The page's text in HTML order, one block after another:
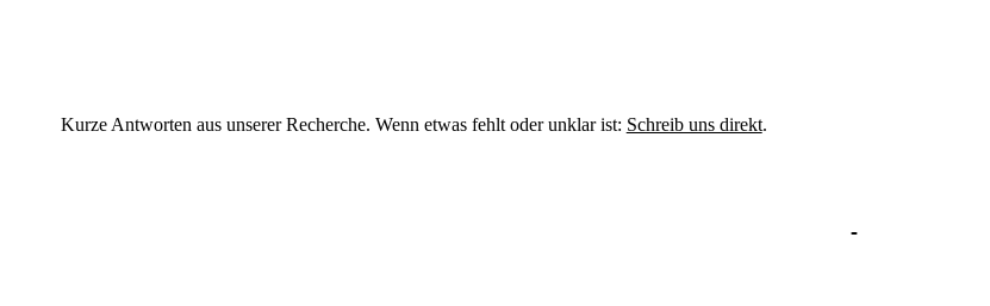
Kurze Antworten aus unserer Recherche. Wenn etwas fehlt oder unklar ist: Schreib uns direkt.